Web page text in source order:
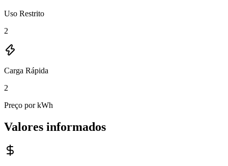
Uso Restrito
2
Carga Rápida
2
Preço por kWh
Valores informados